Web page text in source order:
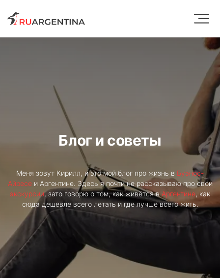
Блог и советы
Меня зовут Кирилл, и это мой блог про жизнь в Буэнос-
Айресеи Аргентине. Здесь я почти не рассказываю про свои
экскурсии, зато говорю о том, как живётся вАргентине, как
сюда дешевле всего летать и где лучше всего жить.